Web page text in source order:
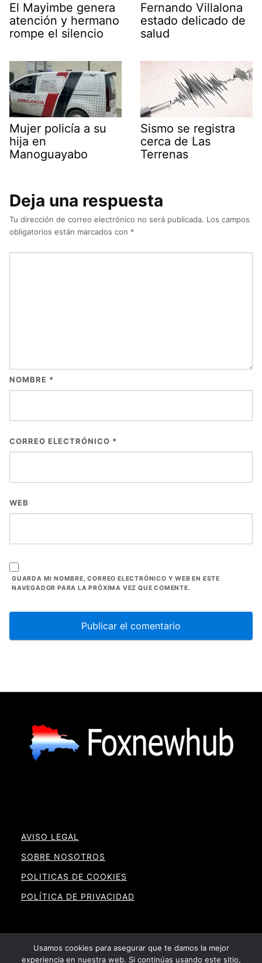
El Mayimbe genera
atención y hermano
rompe el silencio
Fernando Villalona
estado delicado de
salud
Mujer policía a su
hija en
Manoguayabo
Sismo se registra
cerca de Las
Terrenas
Deja una respuesta
Tu dirección de correo electrónico no será publicada. Los campos
obligatorios están marcados con *
NOMBRE *
CORREO ELECTRÓNICO *
WEB
GUARDA MI NOMBRE, CORREO ELECTRÓNICO Y WEB EN ESTE
NAVEGADOR PARA LA PRÓXIMA VEZ QUE COMENTE.
AVISO LEGAL
SOBRE NOSOTROS
POLITICAS DE COOKIES
POLÍTICA DE PRIVACIDAD
Usamos cookies para asegurar que te damos la mejor
experiencia en nuestra web. Si continúas usando este sitio,